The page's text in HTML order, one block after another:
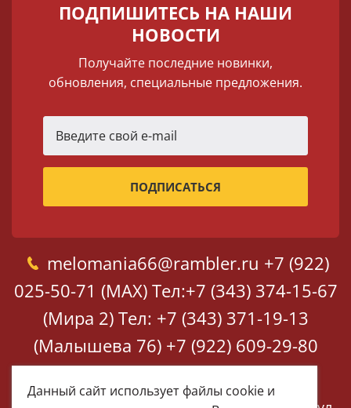
ПОДПИШИТЕСЬ НА НАШИ
НОВОСТИ
Получайте последние новинки,
обновления, специальные предложения.
melomania66@rambler.ru +7 (922)
025-50-71 (MAX) Тел:+7 (343) 374-15-67
(Мира 2) Тел: +7 (343) 371-19-13
(Малышева 76) +7 (922) 609-29-80
(MAX)
Данный сайт использует файлы cookie и